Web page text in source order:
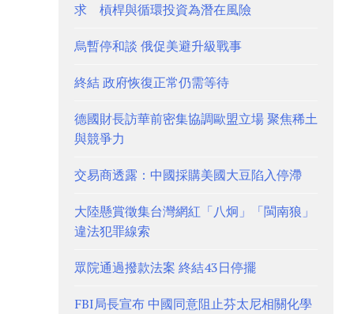
求 槓桿與循環投資為潛在風險
烏暫停和談 俄促美避升級戰事
終結 政府恢復正常仍需等待
德國財長訪華前密集協調歐盟立場 聚焦稀土
與競爭力
交易商透露：中國採購美國大豆陷入停滯
大陸懸賞徵集台灣網紅「八炯」「閩南狼」
違法犯罪線索
眾院通過撥款法案 終結43日停擺
FBI局長宣布 中國同意阻止芬太尼相關化學